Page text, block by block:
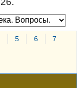
5 6
7